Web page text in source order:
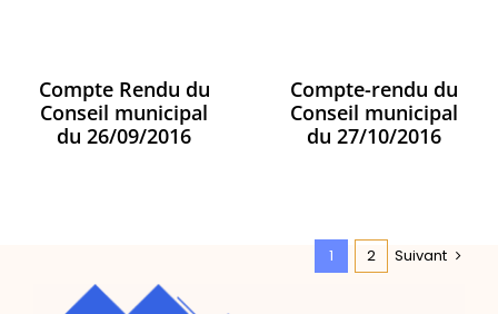
Compte Rendu du
Conseil municipal
du 26/09/2016
Compte-rendu du
Conseil municipal
du 27/10/2016
1 2 Suivant